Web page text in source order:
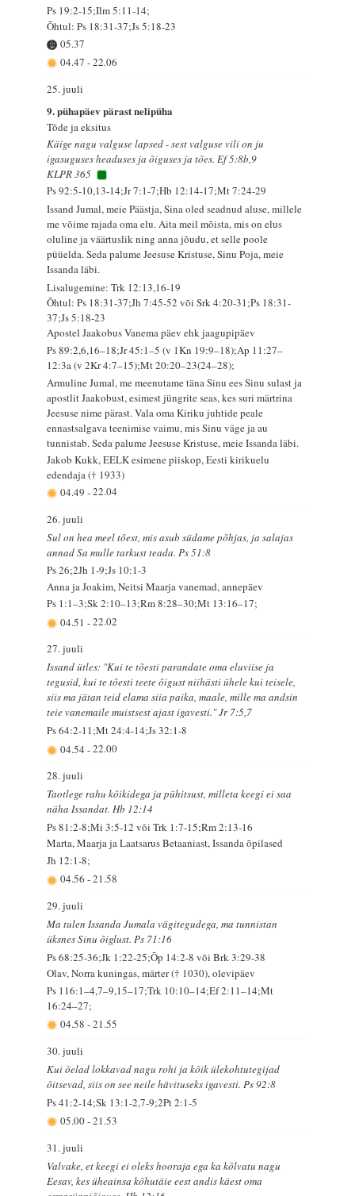
Ps 19:2-15;Ilm 5:11-14;
Õhtul: Ps 18:31-37;Js 5:18-23
05.37
04.47-22.06
25. juuli
9. pühapäev pärast nelipüha
Tõde ja eksitus
Käige nagu valguse lapsed - sest valguse vili on ju
igasuguses headuses ja õiguses ja tões. Ef 5:8b,9
KLPR 365
Ps 92:5-10,13-14;Jr 7:1-7;Hb 12:14-17;Mt 7:24-29
Issand Jumal, meie Päästja, Sina oled seadnud aluse, millele
me võime rajada oma elu. Aita meil mõista, mis on elus
oluline ja väärtuslik ning anna jõudu, et selle poole
püüelda. Seda palume Jeesuse Kristuse, Sinu Poja, meie
Issanda läbi.
Lisalugemine: Trk 12:13,16-19
Õhtul: Ps 18:31-37;Jh 7:45-52 või Srk 4:20-31;Ps 18:31-
37;Js 5:18-23
Apostel Jaakobus Vanema päev ehk jaagupipäev
Ps 89:2,6,16–18;Jr 45:1–5 (v 1Kn 19:9–18);Ap 11:27–
12:3a (v 2Kr 4:7–15);Mt 20:20–23(24–28);
Armuline Jumal, me meenutame täna Sinu ees Sinu sulast ja
apostlit Jaakobust, esimest jüngrite seas, kes suri märtrina
Jeesuse nime pärast. Vala oma Kiriku juhtide peale
ennastsalgava teenimise vaimu, mis Sinu väge ja au
tunnistab. Seda palume Jeesuse Kristuse, meie Issanda läbi.
Jakob Kukk, EELK esimene piiskop, Eesti kirikuelu
edendaja († 1933)
04.49-22.04
26. juuli
Sul on hea meel tõest, mis asub südame põhjas, ja salajas
annad Sa mulle tarkust teada. Ps 51:8
Ps 26;2Jh 1-9;Js 10:1-3
Anna ja Joakim, Neitsi Maarja vanemad, annepäev
Ps 1:1–3;Sk 2:10–13;Rm 8:28–30;Mt 13:16–17;
04.51-22.02
27. juuli
Issand ütles: "Kui te tõesti parandate oma eluviise ja
tegusid, kui te tõesti teete õigust niihästi ühele kui teisele,
siis ma jätan teid elama siia paika, maale, mille ma andsin
teie vanemaile muistsest ajast igavesti." Jr 7:5,7
Ps 64:2-11;Mt 24:4-14;Js 32:1-8
04.54-22.00
28. juuli
Taotlege rahu kõikidega ja pühitsust, milleta keegi ei saa
näha Issandat. Hb 12:14
Ps 81:2-8;Mi 3:5-12 või Trk 1:7-15;Rm 2:13-16
Marta, Maarja ja Laatsarus Betaaniast, Issanda õpilased
Jh 12:1-8;
04.56-21.58
29. juuli
Ma tulen Issanda Jumala vägitegudega, ma tunnistan
üksnes Sinu õiglust. Ps 71:16
Ps 68:25-36;Jk 1:22-25;Õp 14:2-8 või Brk 3:29-38
Olav, Norra kuningas, märter († 1030), olevipäev
Ps 116:1–4,7–9,15–17;Trk 10:10–14;Ef 2:11–14;Mt
16:24–27;
04.58-21.55
30. juuli
Kui õelad lokkavad nagu rohi ja kõik ülekohtutegijad
õitsevad, siis on see neile hävituseks igavesti. Ps 92:8
Ps 41:2-14;Sk 13:1-2,7-9;2Pt 2:1-5
05.00-21.53
31. juuli
Valvake, et keegi ei oleks hooraja ega ka kõlvatu nagu
Eesav, kes üheainsa kõhutäie eest andis käest oma